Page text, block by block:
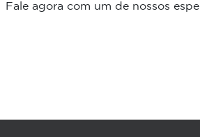
Fale agora com um de nossos